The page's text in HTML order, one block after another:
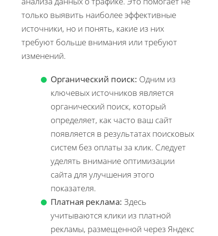
только выявить наиболее эффективные
источники, но и понять, какие из них
требуют больше внимания или требуют
изменений.
Органический поиск: Одним из
ключевых источников является
органический поиск, который
определяет, как часто ваш сайт
появляется в результатах поисковых
систем без оплаты за клик. Следует
уделять внимание оптимизации
сайта для улучшения этого
показателя.
Платная реклама: Здесь
учитываются клики из платной
рекламы, размещенной через Яндекс